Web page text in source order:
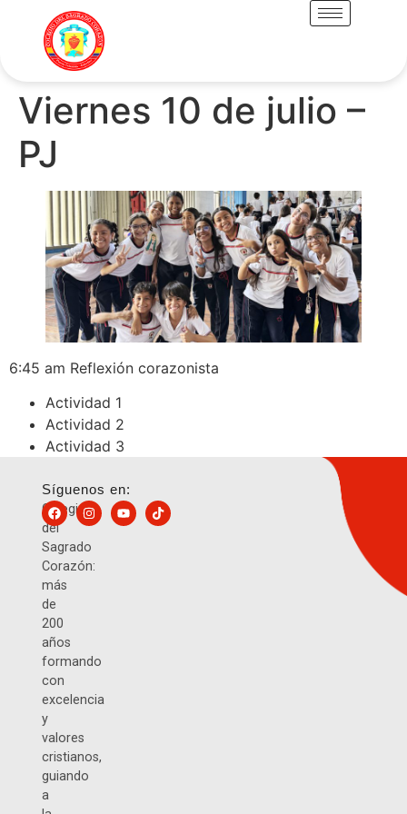
Viernes 10 de julio –
PJ
6:45 am Reflexión corazonista
Actividad 1
Actividad 2
Actividad 3
Colegio
del
Sagrado
Corazón:
más
de
200
años
formando
con
excelencia
y
valores
cristianos,
guiando
a
Síguenos en: